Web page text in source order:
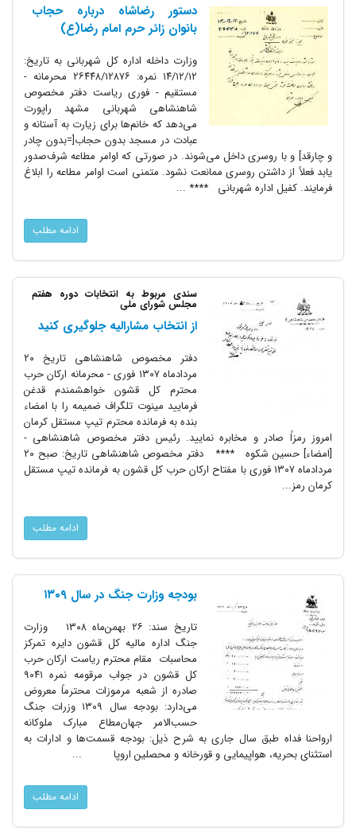
دستور رضاشاه درباره حجاب
بانوان زائر حرم امام رضا(ع)
وزارت داخله اداره کل شهربانی به تاریخ:
۱۴/۱۲/۱۲ نمره: ۲۶۴۴۸/۱۲۸۷۶ محرمانه -
مستقیم - فوری ریاست دفتر مخصوص
شاهنشاهی شهربانی مشهد راپورت
می‌دهد که خانم‌ها برای زیارت به آستانه و
عبادت در مسجد بدون حجاب[=بدون چادر
و چارقد] و با روسری داخل می‌شوند. در صورتی که اوامر مطاعه شرف‌صدور
یابد فعلاً از داشتن روسری ممانعت نشود. متمنی است اوامر مطاعه را ابلاغ
فرمایند. کفیل اداره شهربانی **** ...
ادامه مطلب
سندی مربوط به انتخابات دوره هفتم
مجلس شورای ملی
از انتخاب مشارالیه جلوگیری کنید
دفتر مخصوص شاهنشاهی تاریخ ۲۰
مردادماه ۱۳۰۷ فوری - محرمانه ارکان حرب
محترم کل قشون خواهشمندم قدغن
فرمایید مینوت تلگراف ضمیمه را با امضاء
بنده به فرمانده محترم تیپ مستقل کرمان
امروز رمزاً صادر و مخابره نمایید. رئیس دفتر مخصوص شاهنشاهی -
[امضاء] حسین شکوه **** دفتر مخصوص شاهنشاهی تاریخ: صبح ۲۰
مردادماه ۱۳۰۷ فوری با مفتاح ارکان حرب کل قشون به فرمانده تیپ مستقل
کرمان رمز...
ادامه مطلب
بودجه وزارت جنگ در سال ۱۳۰۹
تاریخ سند: ۲۶ بهمن‌ماه ۱۳۰۸ وزارت
جنگ اداره مالیه کل قشون دایره تمرکز
محاسبات مقام محترم ریاست ارکان حرب
کل قشون در جواب مرقومه نمره ۹۰۴۱
صادره از شعبه مرموزات محترماً معروض
می‌دارد: بودجه سال ۱۳۰۹ وزرات جنگ
حسب‌الامر جهان‌مطاع مبارک ملوکانه
ارواحنا فداه طبق سال جاری به شرح ذیل: بودجه قسمت‌ها و ادارات به
استثنای بحریه، هواپیمایی و قورخانه و محصلین اروپا ...
ادامه مطلب